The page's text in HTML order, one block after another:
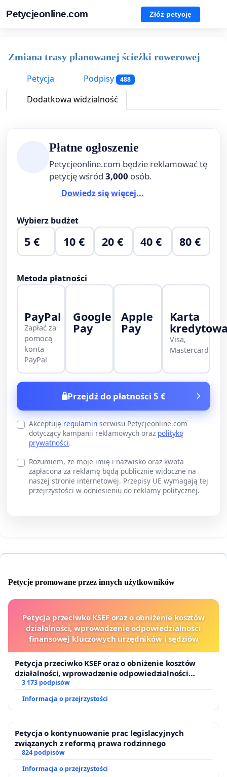
Petycjeonline.com Złóż petycję
Zmiana trasy planowanej ścieżki rowerowej
Petycja
Podpisy 488
Dodatkowa widzialność
Płatne ogłoszenie
Petycjeonline.com będzie reklamować tę
petycję wśród 3,000 osób.
Dowiedz się więcej...
Wybierz budżet
5 € 10 € 20 € 40 € 80 €
Metoda płatności
PayPal
Zapłać za
pomocą
konta
PayPal
Google
Pay
Apple
Pay
Karta
Visa,
Mastercard
Przejdź do płatności 5 €
Akceptuję regulamin serwisu Petycjeonline.com
dotyczący kampanii reklamowych oraz politykę
prywatności.
Rozumiem, że moje imię i nazwisko oraz kwota
zapłacona za reklamę będą publicznie widoczne na
naszej stronie internetowej. Przepisy UE wymagają tej
przejrzystości w odniesieniu do reklamy politycznej.
Petycje promowane przez innych użytkowników
Petycja przeciwko KSEF oraz o obniżenie kosztów
działalności, wprowadzenie odpowiedzialności
finansowej kluczowych urzędników i sędziów
Petycja przeciwko KSEF oraz o obniżenie kosztów
działalności, wprowadzenie odpowiedzialności
finansowej kluczowych urzędników i sędziów
3 173 podpisów
Informacja o przejrzystości
Petycja o kontynuowanie prac legislacyjnych
związanych z reformą prawa rodzinnego
824 podpisów
Informacja o przejrzystości